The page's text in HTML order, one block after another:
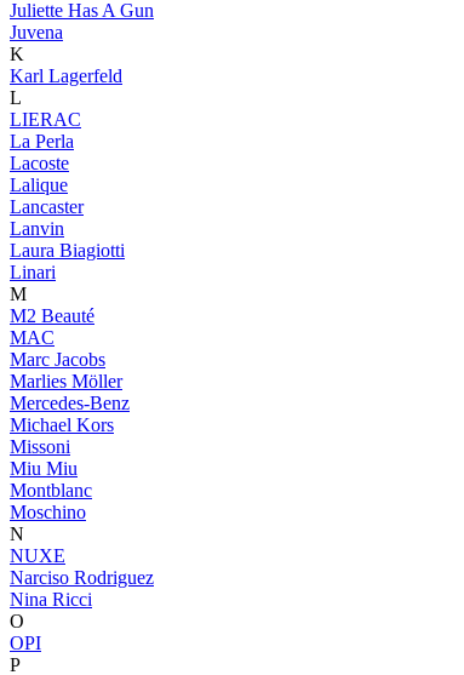
Juliette Has A Gun
Juvena
K
Karl Lagerfeld
L
LIERAC
La Perla
Lacoste
Lalique
Lancaster
Lanvin
Laura Biagiotti
Linari
M
M2 Beauté
MAC
Marc Jacobs
Marlies Möller
Mercedes-Benz
Michael Kors
Missoni
Miu Miu
Montblanc
Moschino
N
NUXE
Narciso Rodriguez
Nina Ricci
O
OPI
P